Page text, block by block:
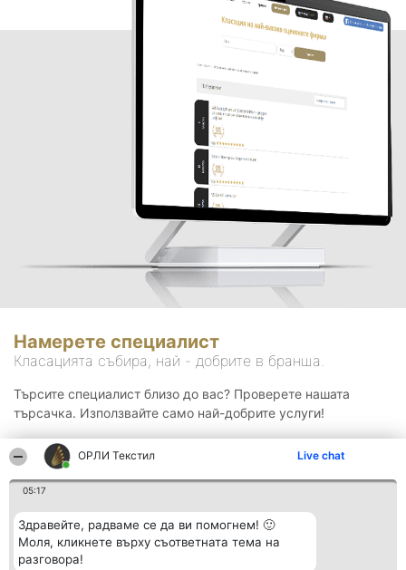
ОРЛИ Текстил Live chat
05:17
Здравейте, радваме се да ви помогнем! 🙂
Моля, кликнете върху съответната тема на
разговора!
Намерете специалист
Класацията събира, най - добрите в бранша.
Търсите специалист близо до вас? Проверете нашата
търсачка. Използвайте само най-добрите услуги!